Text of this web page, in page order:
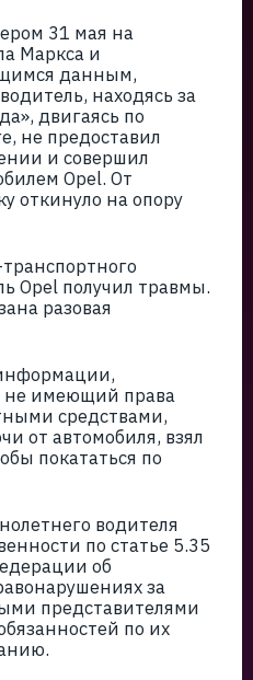
31 мая на
Маркса и
данным,
находясь за
двигаясь по
не предоставил
и совершил
Opel. От
откинуло на опору
Opel получил травмы.
разовая
не имеющий права
средствами,
от автомобиля, взял
покататься по
водителя
по статье 5.35
об
за
представителями
по их